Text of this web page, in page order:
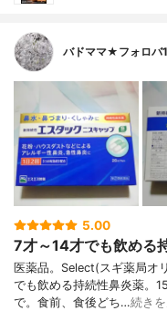
バドママ★フォロ
5.00
7才～14才でも飲める
医薬品。Select(スギ薬局オ
でも飲める持続性鼻炎薬。
で。食前、食後どち…続き